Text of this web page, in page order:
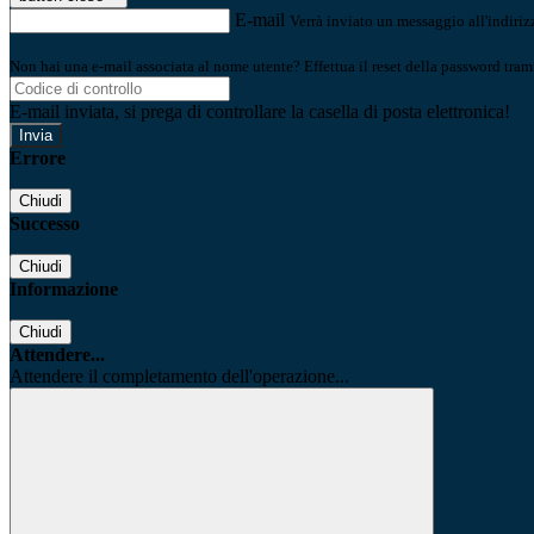
E-mail Verrà inviato un messaggio
Non hai una e-mail associata al nome utente? Effettua il reset della password
E-mail inviata, si prega di controllare la casella di posta elettronica!
Errore
Chiudi
Successo
Chiudi
Informazione
Chiudi
Attendere...
Attendere il completamento dell'operazione...